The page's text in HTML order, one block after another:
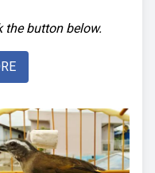
the button below.